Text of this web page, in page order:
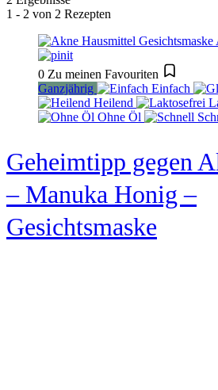
1 - 2 von 2 Rezepten
0 Zu meinen Favouriten
Ganzjährig
Einfach
Heilend
Ohne Öl
Geheimtipp gegen
– Manuka Honig –
Gesichtsmaske